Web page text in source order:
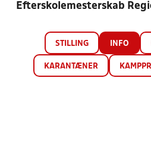
Efterskolemesterskab
STILLING INFO
KARANTÆNER